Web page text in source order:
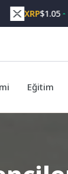
XRP$1.05 1.01%
Eğitim